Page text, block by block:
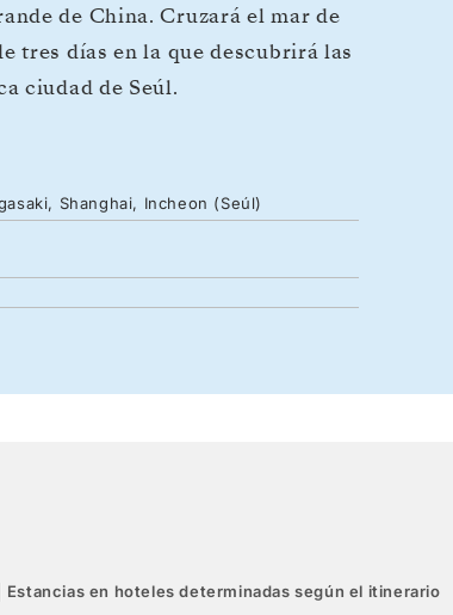
de China. Cruzará el mar de
tres días en la que descubrirá las
ciudad de Seúl.
Shanghai, Incheon (Seúl)
Estancias en hoteles determinadas según el itinerario